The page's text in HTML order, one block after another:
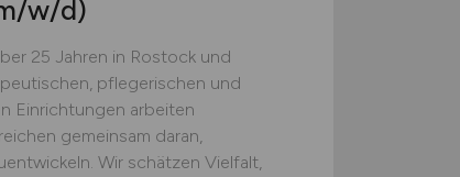
w/d)
25 Jahren in Rostock und
pflegerischen und
Einrichtungen arbeiten
gemeinsam daran,
Wir schätzen Vielfalt,